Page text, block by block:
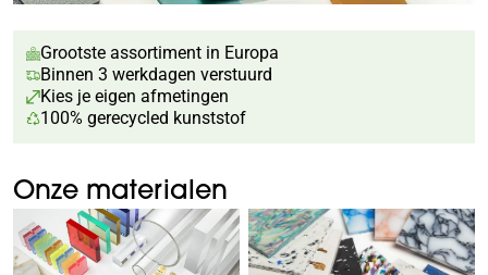
Grootste assortiment in Europa
Binnen 3 werkdagen verstuurd
Kies je eigen afmetingen
100% gerecycled kunststof
Onze materialen